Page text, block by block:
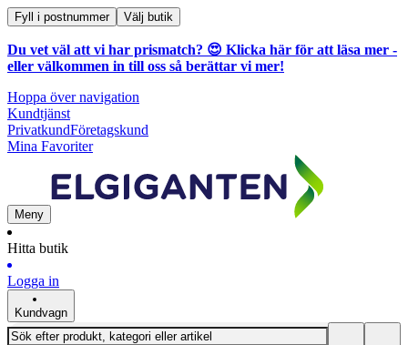
Fyll i postnummer Välj butik
Du vet väl att vi har prismatch? 😍 Klicka här för att läsa mer -
eller välkommen in till oss så berättar vi mer!
Hoppa över navigation
Kundtjänst
PrivatkundFöretagskund
Mina Favoriter
Meny
Hitta butik
Logga in
Kundvagn